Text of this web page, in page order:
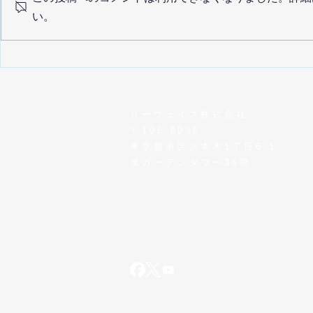
リーウェイズ株式会社アセッ
ムページ閉鎖のお知らせ
い。